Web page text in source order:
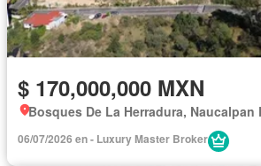
$ 170,000,000 MXN
Bosques De La Herradura, Naucalpan
06/07/2026 en - Luxury Master Broker